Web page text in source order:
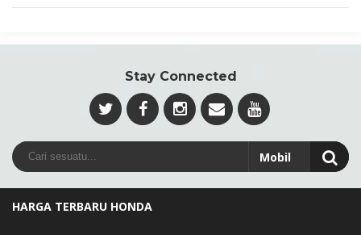
Stay Connected
HARGA TERBARU HONDA